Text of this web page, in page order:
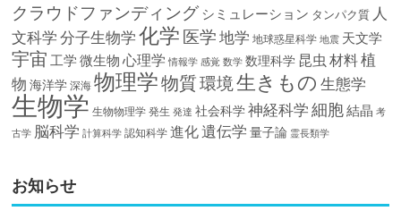
クラウドファンディングシミュレーション タンパク質 人
文科学分子生物学化学医学地学 地球惑星科学 地震 天文学
宇宙 工学 微生物 心理学 情報学 感覚 数学 数理科学 昆虫 材料植
物 海洋学 深海 物理学物質環境生きもの 生態学
生物学 生物物理学 発生 発達 社会科学神経科学細胞結晶 考
古学 脳科学 計算科学 認知科学 進化遺伝学 量子論 霊長類学
お知らせ